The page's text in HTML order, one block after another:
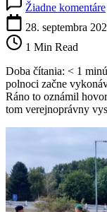
Žiadne komentáre
28. septembra
1 Min Read
Doba čítania: < 1
polnoci začne
Ráno to oznámil
tom verejnoprávny